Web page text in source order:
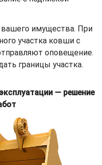
вашего имущества. При
участка ковши с
оповещение.
границы участка.
— решение